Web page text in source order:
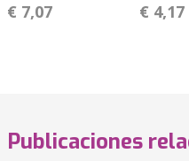
€ 7,07 € 4,17
Publicaciones